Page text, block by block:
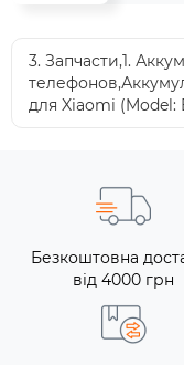
3. Запчасти,1.
для Xiaomi (Model:
Безкоштовна
від 4000 грн